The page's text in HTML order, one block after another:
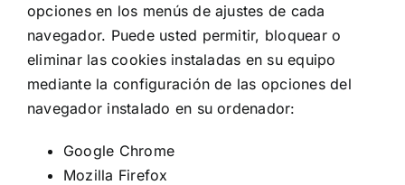
opciones en los menús de ajustes de cada
navegador. Puede usted permitir, bloquear o
eliminar las cookies instaladas en su equipo
mediante la configuración de las opciones del
navegador instalado en su ordenador:
Google Chrome
Mozilla Firefox